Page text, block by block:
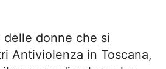
delle donne che si
Antiviolenza in Toscana,